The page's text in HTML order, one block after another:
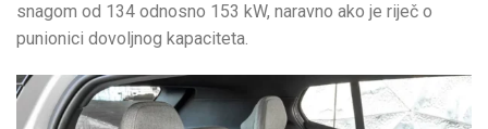
snagom od 134 odnosno 153 kW, naravno ako je riječ o
punionici dovoljnog kapaciteta.